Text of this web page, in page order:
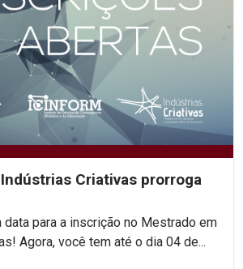
Criativas prorroga
Agora, você tem até o dia 04 de...